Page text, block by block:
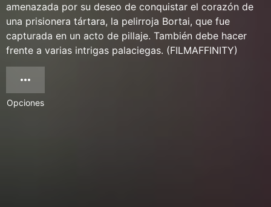
amenazada por su deseo de conquistar el corazón de
una prisionera tártara, la pelirroja Bortai, que fue
capturada en un acto de pillaje. También debe hacer
frente a varias intrigas palaciegas. (FILMAFFINITY)
Opciones